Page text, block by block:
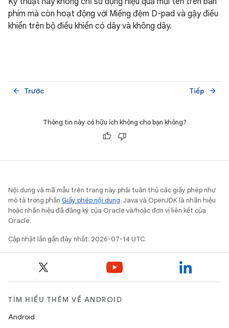
phím mà còn hoạt động với Miếng đệm D-pad và gậy điều
khiển trên bộ điều khiển có dây và không dây.
Trước
arrow_back Tiếp arrow_forward
Thông tin này có hữu ích không cho bạn không?
Nội dung và mã mẫu trên trang này phải tuân thủ các giấy phép như
mô tả trong phần Giấy phép nội dung. Java và OpenJDK là nhãn hiệu
hoặc nhãn hiệu đã đăng ký của Oracle và/hoặc đơn vị liên kết của
Oracle.
Cập nhật lần gần đây nhất: 2026-07-14 UTC.
TÌM HIỂU THÊM VỀ ANDROID
Android